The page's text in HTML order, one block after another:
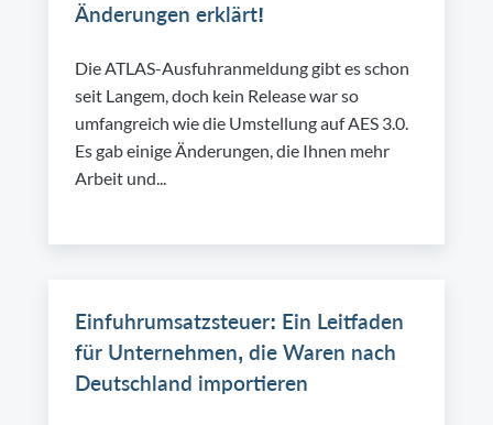
Änderungen erklärt!
Die ATLAS-Ausfuhranmeldung gibt es schon
seit Langem, doch kein Release war so
umfangreich wie die Umstellung auf AES 3.0.
Es gab einige Änderungen, die Ihnen mehr
Arbeit und...
Einfuhrumsatzsteuer: Ein Leitfaden
für Unternehmen, die Waren nach
Deutschland importieren